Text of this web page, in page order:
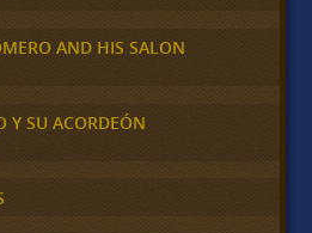
AND HIS SALON
Y SU ACORDEÓN